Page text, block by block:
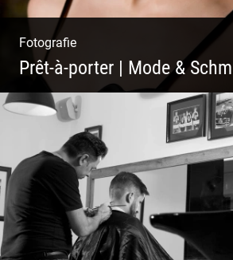
Fotografie
Prêt-à-porter | Mode &